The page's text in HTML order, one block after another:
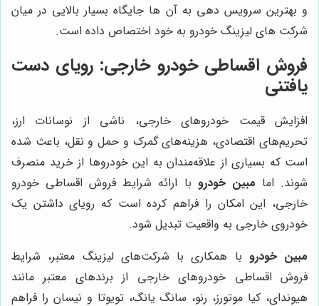
و بهترین سرویس دهی به آن ها جایگاه بسیار بالایی در میان
شرکت های لیزینگ خودرو به خود اختصاص داده است.
فروش اقساطی خودرو خارجی: رویای دست
یافتنی
افزایش قیمت خودروهای خارجی، ناشی از نوسانات ارز،
تحریم‌های اقتصادی، هزینه‌های گمرک و حمل و نقل، باعث شده
است که بسیاری از علاقه‌مندان به این خودروها از خرید منصرف
شوند. اما مبین خودرو با ارائه شرایط فروش اقساطی خودرو
خارجی، این امکان را فراهم کرده است که رویای داشتن یک
خودروی خارجی به واقعیت تبدیل شود.
مبین خودرو با همکاری با شرکت‌های لیزینگ معتبر، شرایط
فروش اقساطی خودروهای خارجی از برندهای معتبر مانند
هیوندای، کیا موتورز، رنو، سانگ یانگ، تویوتا و نیسان را فراهم